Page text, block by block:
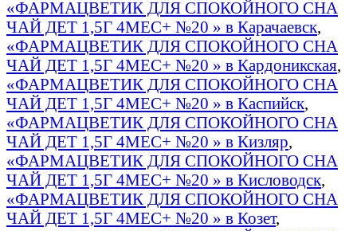
«ФАРМАЦВЕТИК ДЛЯ СПОКОЙНОГО СНА
ЧАЙ ДЕТ 1,5Г 4МЕС+ №20 » в Карачаевск,
«ФАРМАЦВЕТИК ДЛЯ СПОКОЙНОГО СНА
ЧАЙ ДЕТ 1,5Г 4МЕС+ №20 » в Кардоникская,
«ФАРМАЦВЕТИК ДЛЯ СПОКОЙНОГО СНА
ЧАЙ ДЕТ 1,5Г 4МЕС+ №20 » в Каспийск,
«ФАРМАЦВЕТИК ДЛЯ СПОКОЙНОГО СНА
ЧАЙ ДЕТ 1,5Г 4МЕС+ №20 » в Кизляр,
«ФАРМАЦВЕТИК ДЛЯ СПОКОЙНОГО СНА
ЧАЙ ДЕТ 1,5Г 4МЕС+ №20 » в Кисловодск,
«ФАРМАЦВЕТИК ДЛЯ СПОКОЙНОГО СНА
ЧАЙ ДЕТ 1,5Г 4МЕС+ №20 » в Козет,